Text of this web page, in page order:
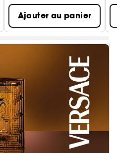
Ajouter au panier